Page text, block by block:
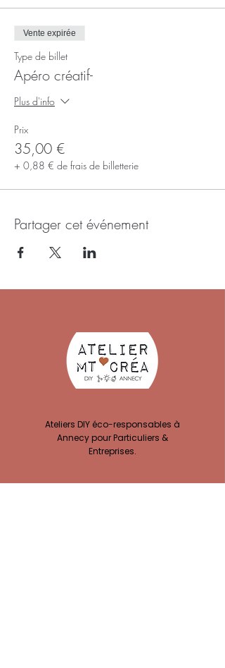
Vente expirée
Type de billet
Apéro créatif-
Plus d'info
Prix
35,00 €
+ 0,88 € de frais de billetterie
Partager cet événement
Ateliers DIY éco-responsables à
Annecy pour Particuliers &
Entreprises.